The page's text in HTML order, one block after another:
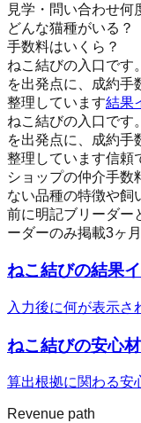
見学・問い合わせ何
どんな猫種がいる？
手数料はいくら？
ねこ結びの入口です
を出発点に、成約手
整理しています結果
ねこ結びの入口です
を出発点に、成約手
整理しています信頼
ショップの仲介手数
ない品種の特徴や飼
前に明記ブリーダー
ーダーのみ掲載3ヶ
ねこ結びの結果
入力後に何が表示さ
ねこ結びの安心
算出根拠に関わる安
Revenue path